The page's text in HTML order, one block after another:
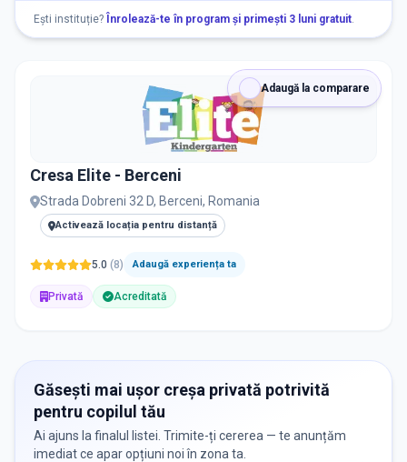
Nu există informații despre locuri libere
Nu există informații despre job-uri
PRIVAT / DE STAT
Toate Private
Ești instituție? Înrolează-te în program și primești 3 luni gratuit.
Adaugă la comparare
Cresa Elite - Berceni
Strada Dobreni 32 D, Berceni, Romania
Activează locația pentru distanță
5.0 (8) Adaugă experiența ta
Privată Acreditată
Găsești mai ușor creșa privată potrivită
pentru copilul tău
Ai ajuns la finalul listei. Trimite-ți cererea — te anunțăm
imediat ce apar opțiuni noi în zona ta.